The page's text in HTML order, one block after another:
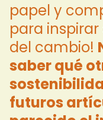
papel y
para
del cambio!
saber qué
futuros